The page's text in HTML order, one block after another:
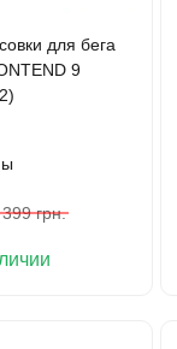
для бега
9
грн.